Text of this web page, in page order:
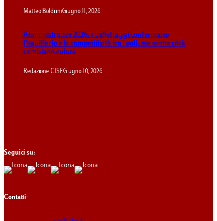
Matteo BoldriniGiugno 11, 2026
Amministrative 2026: i ballottaggi confermano
l’equilibrio e la competitività tra i poli, ma molte città
cambiano colore
Redazione CISEGiugno 10, 2026
Seguici su:
Contatti: